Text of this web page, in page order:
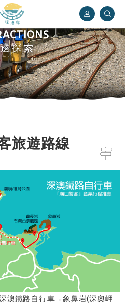
深澳鐵道自行車
探索
旅遊路線
澳鐵路自行車→象鼻岩(深奧岬